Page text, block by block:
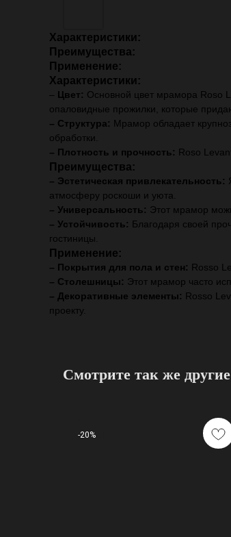
Характеристики:
Преимущества:
Применение:
Характеристики:
– Цвет: Основной цвет мрамора Roso
опаловидные прожилки, которые
– Структура: Мрамор обладает
обработки.
– Плотность и прочность: Roso
Преимущества:
– Эстетическая привлекательность:
атмосферу роскоши и уюта.
– Универсальность: Этот мрамор
– Устойчивость: Благодаря своей
гостиницы.
Применение:
– Покрытия для пола и стен: Rosso
– Столешницы: Этот мрамор часто
– Декоративные элементы: Rosso
проекту.
Смотрите так же
-20%